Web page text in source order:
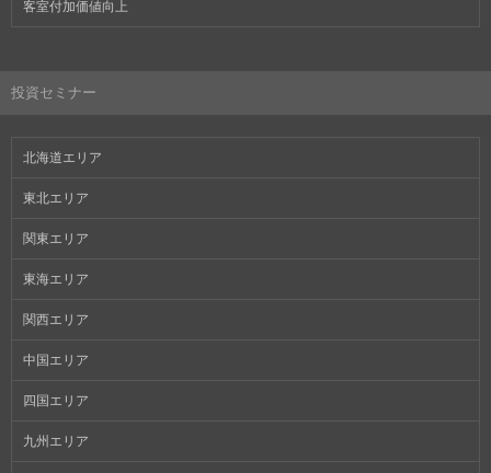
客室付加価値向上
投資セミナー
北海道エリア
東北エリア
関東エリア
東海エリア
関西エリア
中国エリア
四国エリア
九州エリア